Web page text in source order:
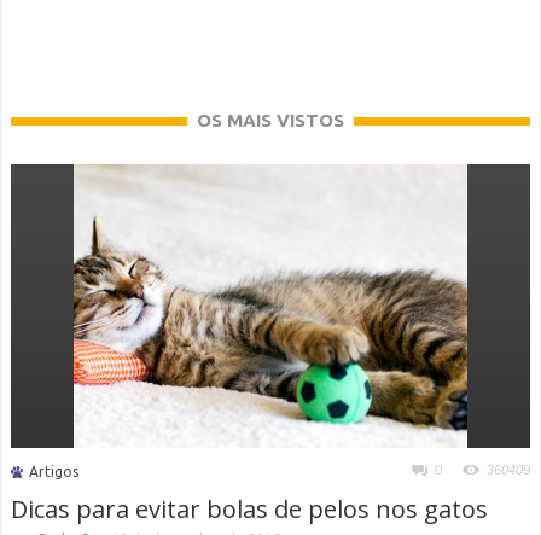
OS MAIS VISTOS
Artigos 0 360409
Dicas para evitar bolas de pelos nos gatos